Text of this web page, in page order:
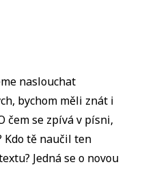
naslouchat
bychom měli znát i
čem se zpívá v písni,
tě naučil ten
Jedná se o novou